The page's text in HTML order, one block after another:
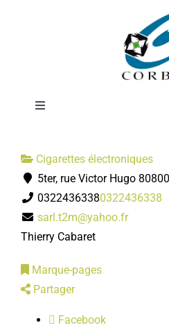
Toggle
DÉMARCHES
SERVICES MUNICIPAUX
PRATIQUE
LOISIRS
J WELL
Cigarettes électroniques
5ter, rue Victor Hugo
03224363380322436338
sarl.t2m@yahoo.fr
Thierry Cabaret
Marque-pages
Partager
Facebook